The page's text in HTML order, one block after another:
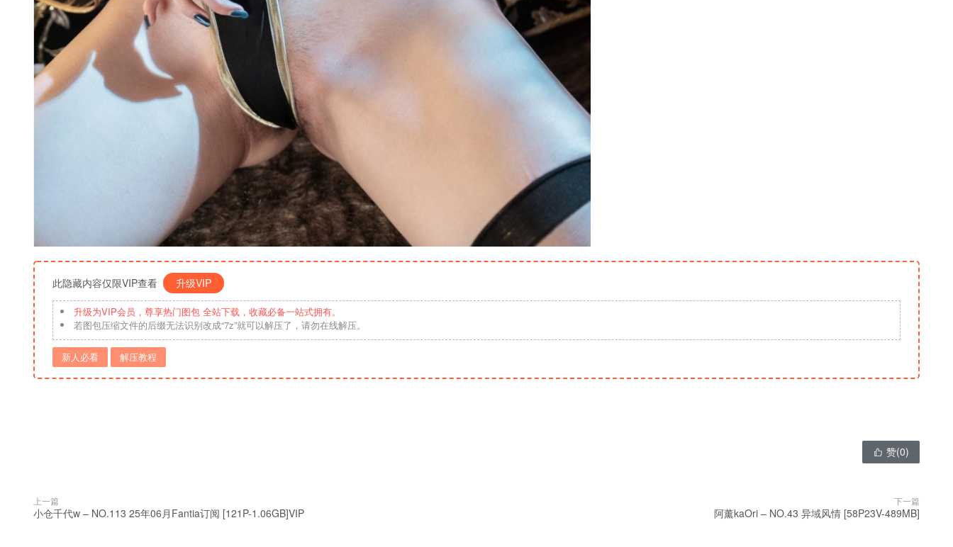
此隐藏内容仅限VIP查看 升级VIP
升级为VIP会员，尊享热门图包 全站下载，收藏必备一站式拥有。
若图包压缩文件的后缀无法识别改成“7z”就可以解压了，请勿在线解压。
新人必看 解压教程
 赞(0)
上一篇
小仓千代w – NO.113 25年06月Fantia订阅 [121P-1.06GB]VIP
下一篇
阿薰kaOri – NO.43 异域风情 [58P23V-489MB]